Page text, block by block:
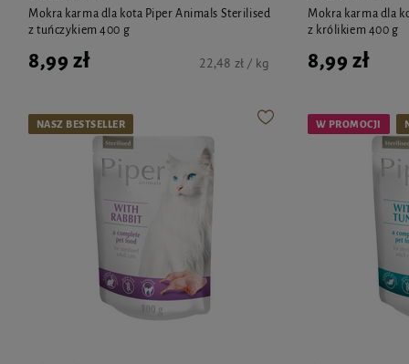
Mokra karma dla kota Piper Animals Sterilised
z tuńczykiem 400 g
8,99 zł 22,48 zł / kg
Mokra karma dla
z królikiem 400 g
8,99 zł
NASZ BESTSELLER W PROMOCJI